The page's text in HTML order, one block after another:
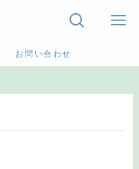
お問い合わせ